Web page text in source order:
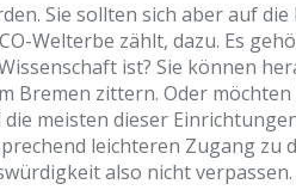
Sie sollten sich aber auf
Welterbe zählt, dazu. Es
ist? Sie können
zittern. Oder möchten
meisten dieser
leichteren Zugang zu
also nicht verpassen.